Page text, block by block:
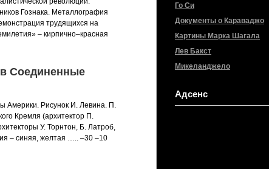
Го Си
Документы о Караваджо
Картины Марка Шагала
Лев Бакст
Микеланджело
Адсенс
Гознака. Металлография
трудящихся на
– кирпично–красная
Соединенные
Америки. Рисунок И. Левина. П.
Кремля (архитектор П.
У. Торнтон, Б. Латроб,
– синяя, желтая ….. –30 –10